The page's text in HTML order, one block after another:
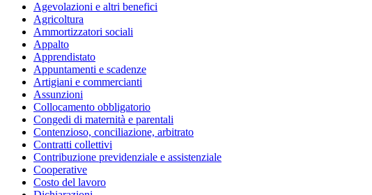
Agevolazioni e altri benefici
Agricoltura
Ammortizzatori sociali
Appalto
Apprendistato
Appuntamenti e scadenze
Artigiani e commercianti
Assunzioni
Collocamento obbligatorio
Congedi di maternità e parentali
Contenzioso, conciliazione, arbitrato
Contratti collettivi
Contribuzione previdenziale e assistenziale
Cooperative
Costo del lavoro